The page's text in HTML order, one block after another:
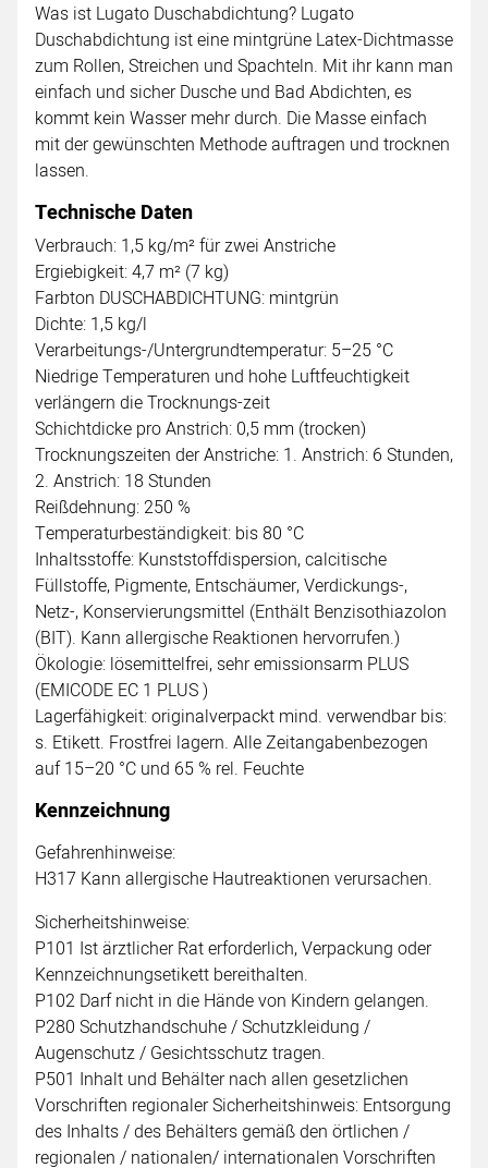
Was ist Lugato Duschabdichtung? Lugato
Duschabdichtung ist eine mintgrüne Latex-Dichtmasse
zum Rollen, Streichen und Spachteln. Mit ihr kann man
einfach und sicher Dusche und Bad Abdichten, es
kommt kein Wasser mehr durch. Die Masse einfach
mit der gewünschten Methode auftragen und trocknen
lassen.
Technische Daten
Verbrauch: 1,5 kg/m² für zwei Anstriche
Ergiebigkeit: 4,7 m² (7 kg)
Farbton DUSCHABDICHTUNG: mintgrün
Dichte: 1,5 kg/l
Verarbeitungs-/Untergrundtemperatur: 5–25 °C
Niedrige Temperaturen und hohe Luftfeuchtigkeit
verlängern die Trocknungs-zeit
Schichtdicke pro Anstrich: 0,5 mm (trocken)
Trocknungszeiten der Anstriche: 1. Anstrich: 6 Stunden,
2. Anstrich: 18 Stunden
Reißdehnung: 250 %
Temperaturbeständigkeit: bis 80 °C
Inhaltsstoffe: Kunststoffdispersion, calcitische
Füllstoffe, Pigmente, Entschäumer, Verdickungs-,
Netz-, Konservierungsmittel (Enthält Benzisothiazolon
(BIT). Kann allergische Reaktionen hervorrufen.)
Ökologie: lösemittelfrei, sehr emissionsarm PLUS
(EMICODE EC 1 PLUS )
Lagerfähigkeit: originalverpackt mind. verwendbar bis:
s. Etikett. Frostfrei lagern. Alle Zeitangabenbezogen
auf 15–20 °C und 65 % rel. Feuchte
Kennzeichnung
Gefahrenhinweise:
H317 Kann allergische Hautreaktionen verursachen.
Sicherheitshinweise:
P101 Ist ärztlicher Rat erforderlich, Verpackung oder
Kennzeichnungsetikett bereithalten.
P102 Darf nicht in die Hände von Kindern gelangen.
P280 Schutzhandschuhe / Schutzkleidung /
Augenschutz / Gesichtsschutz tragen.
P501 Inhalt und Behälter nach allen gesetzlichen
Vorschriften regionaler Sicherheitshinweis: Entsorgung
des Inhalts / des Behälters gemäß den örtlichen /
regionalen / nationalen/ internationalen Vorschriften